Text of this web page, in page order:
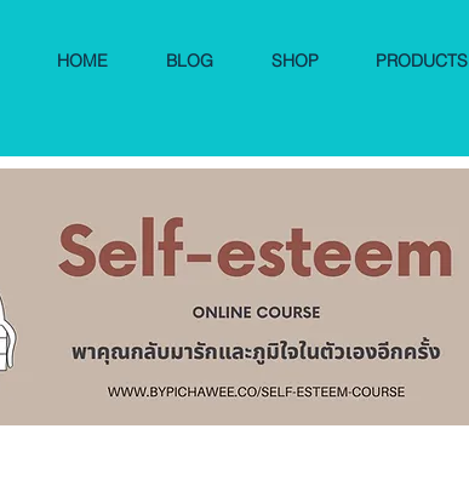
HOME BLOG SHOP PRODUCTS